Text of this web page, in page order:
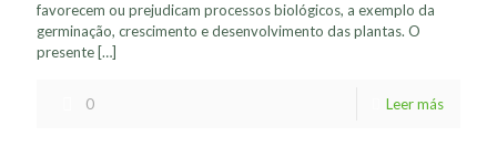
favorecem ou prejudicam processos biológicos, a exemplo da
germinação, crescimento e desenvolvimento das plantas. O
presente […]
0 Leer más